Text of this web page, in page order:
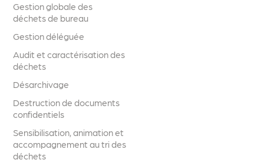
Gestion globale des
déchets de bureau
Gestion déléguée
Audit et caractérisation des
déchets
Désarchivage
Destruction de documents
confidentiels
Sensibilisation, animation et
accompagnement au tri des
déchets